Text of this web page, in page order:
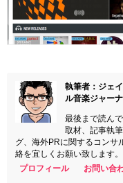
執筆者：ジェ
ル音楽ジャーナ
最後まで読ん
取材、記事執
グ、海外PRに関するコンサ
絡を宜しくお願い致します。
プロフィール
お問い合